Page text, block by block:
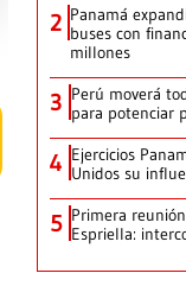
2 Panamá
buses con
millones
3 Perú moverá
para potenciar
4 Ejercicios
Unidos su
5 Primera
Espriella: